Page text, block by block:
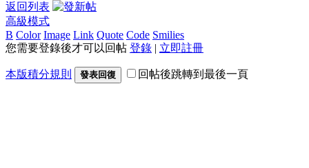
返回列表
高級模式
B Color Image Link Quote Code Smilies
您需要登錄後才可以回帖 登錄 | 立即註冊
本版積分規則 發表回復 回帖後跳轉到最後一頁